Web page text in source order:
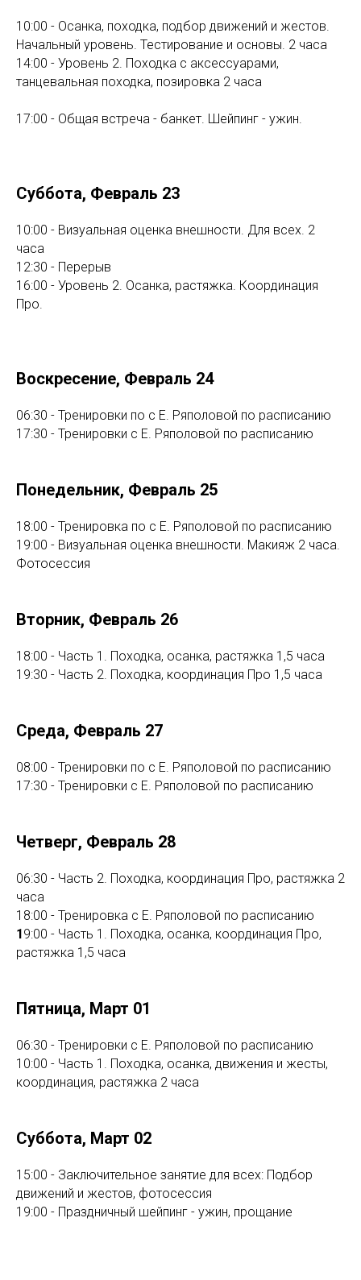
10:00 - Осанка, походка, подбор движений и жестов.
Начальный уровень. Тестирование и основы. 2 часа
14:00 - Уровень 2. Походка с аксессуарами,
танцевальная походка, позировка 2 часа
17:00 - Общая встреча - банкет. Шейпинг - ужин.
Суббота, Февраль 23
10:00 - Визуальная оценка внешности. Для всех. 2
часа
12:30 - Перерыв
16:00 - Уровень 2. Осанка, растяжка. Координация
Про.
Воскресение, Февраль 24
06:30 - Тренировки по с Е. Ряполовой по расписанию
17:30 - Тренировки с Е. Ряполовой по расписанию
Понедельник, Февраль 25
18:00 - Тренировка по с Е. Ряполовой по расписанию
19:00 - Визуальная оценка внешности. Макияж 2 часа.
Фотосессия
Вторник, Февраль 26
18:00 - Часть 1. Походка, осанка, растяжка 1,5 часа
19:30 - Часть 2. Походка, координация Про 1,5 часа
Среда, Февраль 27
08:00 - Тренировки по с Е. Ряполовой по расписанию
17:30 - Тренировки с Е. Ряполовой по расписанию
Четверг, Февраль 28
06:30 - Часть 2. Походка, координация Про, растяжка 2
часа
18:00 - Тренировка с Е. Ряполовой по расписанию
19:00 - Часть 1. Походка, осанка, координация Про,
растяжка 1,5 часа
Пятница, Март 01
06:30 - Тренировки с Е. Ряполовой по расписанию
10:00 - Часть 1. Походка, осанка, движения и жесты,
координация, растяжка 2 часа
Суббота, Март 02
15:00 - Заключительное занятие для всех: Подбор
движений и жестов, фотосессия
19:00 - Праздничный шейпинг - ужин, прощание